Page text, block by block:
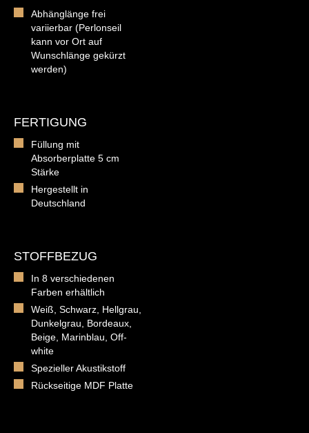
Abhänglänge frei
variierbar (Perlonseil
kann vor Ort auf
Wunschlänge gekürzt
werden)
FERTIGUNG
Füllung mit
Absorberplatte 5 cm
Stärke
Hergestellt in
Deutschland
STOFFBEZUG
In 8 verschiedenen
Farben erhältlich
Weiß, Schwarz, Hellgrau,
Dunkelgrau, Bordeaux,
Beige, Marinblau, Off-
white
Spezieller Akustikstoff
Rückseitige MDF Platte